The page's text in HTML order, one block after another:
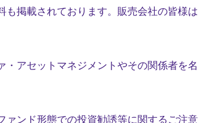
も掲載されております。販売会社の皆様
・アセットマネジメントやその関係者を
ァンド形態での投資勧誘等に関するご注意